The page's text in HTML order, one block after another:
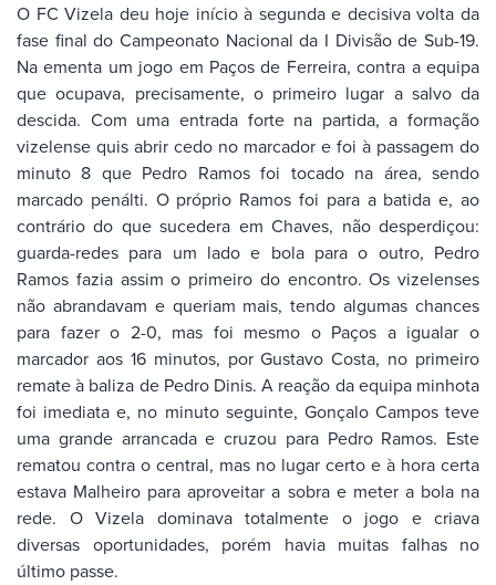
O FC Vizela deu hoje início à segunda e decisiva volta da
fase final do Campeonato Nacional da I Divisão de Sub-19.
Na ementa um jogo em Paços de Ferreira, contra a equipa
que ocupava, precisamente, o primeiro lugar a salvo da
descida. Com uma entrada forte na partida, a formação
vizelense quis abrir cedo no marcador e foi à passagem do
minuto 8 que Pedro Ramos foi tocado na área, sendo
marcado penálti. O próprio Ramos foi para a batida e, ao
contrário do que sucedera em Chaves, não desperdiçou:
guarda-redes para um lado e bola para o outro, Pedro
Ramos fazia assim o primeiro do encontro. Os vizelenses
não abrandavam e queriam mais, tendo algumas chances
para fazer o 2-0, mas foi mesmo o Paços a igualar o
marcador aos 16 minutos, por Gustavo Costa, no primeiro
remate à baliza de Pedro Dinis. A reação da equipa minhota
foi imediata e, no minuto seguinte, Gonçalo Campos teve
uma grande arrancada e cruzou para Pedro Ramos. Este
rematou contra o central, mas no lugar certo e à hora certa
estava Malheiro para aproveitar a sobra e meter a bola na
rede. O Vizela dominava totalmente o jogo e criava
diversas oportunidades, porém havia muitas falhas no
último passe.